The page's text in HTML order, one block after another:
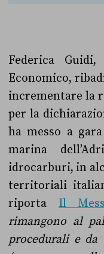
Federica
Economico,
incrementare la
per la
ha messo a
marina
idrocarburi, in
territoriali
riporta Il
rimangono al
procedurali e da